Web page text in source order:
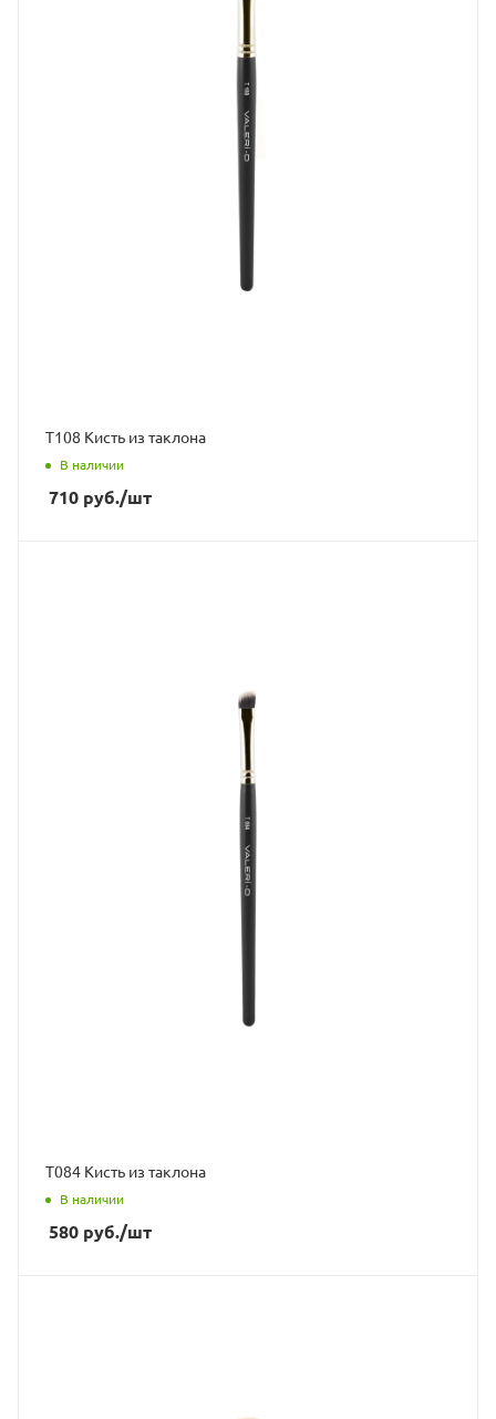
Т108 Кисть из таклона
В наличии
710 руб./шт
Т084 Кисть из таклона
В наличии
580 руб./шт